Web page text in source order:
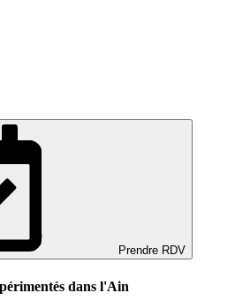
Prendre RDV
dans l'Ain